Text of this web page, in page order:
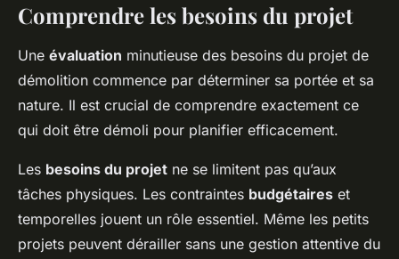
Comprendre les besoins du projet
Une évaluation minutieuse des besoins du projet de
démolition commence par déterminer sa portée et sa
nature. Il est crucial de comprendre exactement ce
qui doit être démoli pour planifier efficacement.
Les besoins du projet ne se limitent pas qu’aux
tâches physiques. Les contraintes budgétaires et
temporelles jouent un rôle essentiel. Même les petits
projets peuvent dérailler sans une gestion attentive du